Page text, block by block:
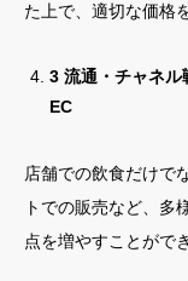
た上で、適切な価格
3 流通・チャネル
EC
店舗での飲食だけで
トでの販売など、多
点を増やすことがで